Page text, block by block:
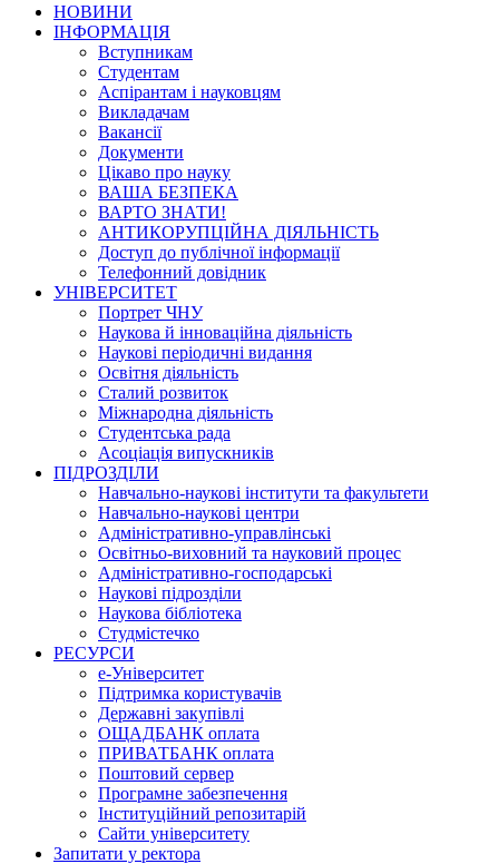
НОВИНИ
ІНФОРМАЦІЯ
Вступникам
Студентам
Аспірантам і науковцям
Викладачам
Вакансії
Документи
Цікаво про науку
ВАША БЕЗПЕКА
ВАРТО ЗНАТИ!
АНТИКОРУПЦІЙНА ДІЯЛЬНІСТЬ
Доступ до публічної інформації
Телефонний довідник
УНІВЕРСИТЕТ
Портрет ЧНУ
Наукова й інноваційна діяльність
Наукові періодичні видання
Освітня діяльність
Сталий розвиток
Міжнародна діяльність
Студентська рада
Асоціація випускників
ПІДРОЗДІЛИ
Навчально-наукові інститути та факультети
Навчально-наукові центри
Адміністративно-управлінські
Освітньо-виховний та науковий процес
Адміністративно-господарські
Наукові підрозділи
Наукова бібліотека
Студмістечко
РЕСУРСИ
е-Університет
Підтримка користувачів
Державні закупівлі
ОЩАДБАНК оплата
ПРИВАТБАНК оплата
Поштовий сервер
Програмне забезпечення
Інституційний репозитарій
Сайти університету
Запитати у ректора